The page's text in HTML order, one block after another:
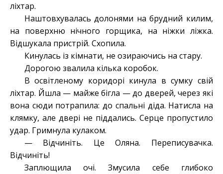
ліхтар.
Наштовхувалась долонями на брудний килим,
на поверхню нічного горщика, на ніжки ліжка.
Відшукала пристрій. Схопила.
Кинулась із кімнати, не озираючись на стару.
Дорогою звалила кілька коробок.
В освітленому коридорі кинула в сумку свій
ліхтар. Йшла — майже бігла — до дверей, через які
вона сюди потрапила: до спальні діда. Натисла на
клямку, але двері не піддались. Серце пропустило
удар. Гримнула кулаком.
— Відчиніть. Це Оляна. Переписувачка.
Відчиніть!
Заплющила очі. Змусила себе глибоко